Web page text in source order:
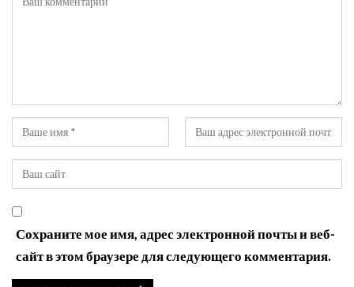
Сохраните мое имя, адрес электронной почты и веб-
сайт в этом браузере для следующего комментария.